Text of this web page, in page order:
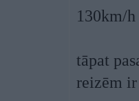
130km/
tāpat
reizēm